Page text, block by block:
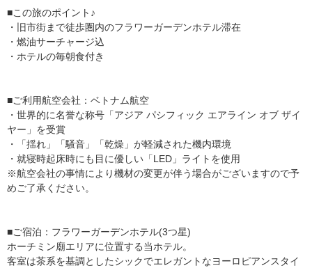
■この旅のポイント♪
・旧市街まで徒歩圏内のフラワーガーデンホテル滞在
・燃油サーチャージ込
・ホテルの毎朝食付き
■ご利用航空会社：ベトナム航空
・世界的に名誉な称号「アジア パシフィック エアライン オブ ザイ
ヤー」を受賞
・「揺れ」「騒音」「乾燥」が軽減された機内環境
・就寝時起床時にも目に優しい「LED」ライトを使用
※航空会社の事情により機材の変更が伴う場合がございますので予
めご了承ください。
■ご宿泊：フラワーガーデンホテル(3つ星)
ホーチミン廟エリアに位置する当ホテル。
客室は茶系を基調としたシックでエレガントなヨーロピアンスタイ